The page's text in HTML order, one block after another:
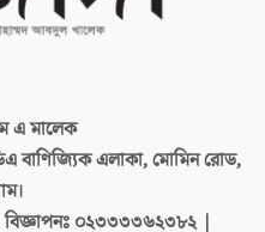
এ মালেক
বাণিজ্যিক এলাকা, মোমিন রোড,
০২৩৩৩৩৬২৩৮২ |